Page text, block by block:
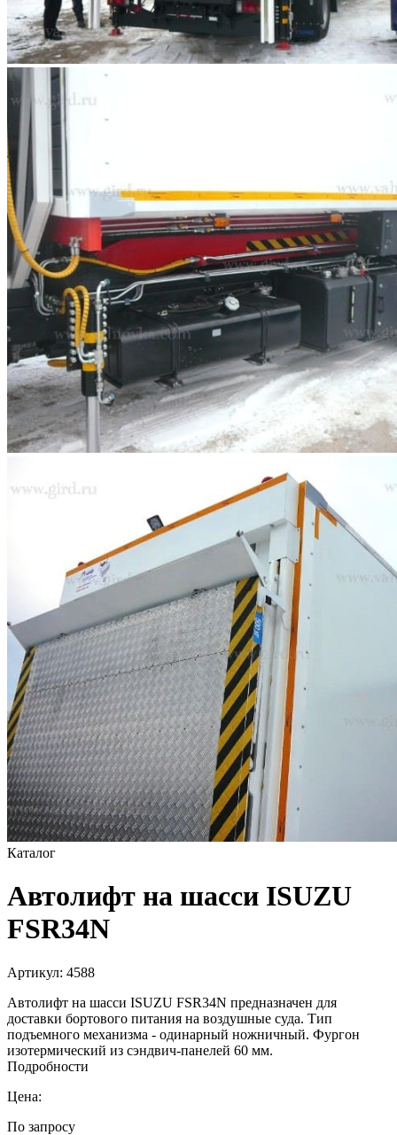
Каталог
Автолифт на шасси ISUZU
FSR34N
Артикул: 4588
Автолифт на шасси ISUZU FSR34N предназначен для
доставки бортового питания на воздушные суда. Тип
подъемного механизма - одинарный ножничный. Фургон
изотермический из сэндвич-панелей 60 мм.
Подробности
Цена:
По запросу